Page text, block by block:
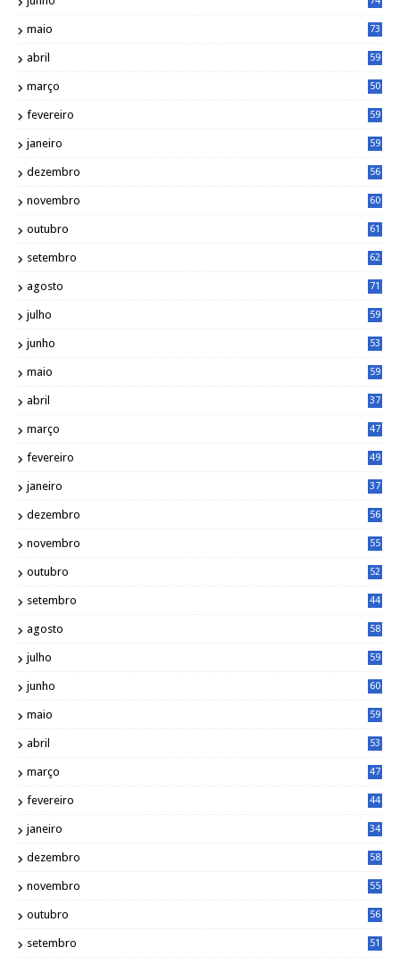
maio 73
abril 59
março 50
fevereiro 59
janeiro 59
dezembro 56
novembro 60
outubro 61
setembro 62
agosto 71
julho 59
junho 53
maio 59
abril 37
março 47
fevereiro 49
janeiro 37
dezembro 56
novembro 55
outubro 52
setembro 44
agosto 58
julho 59
junho 60
maio 59
abril 53
março 47
fevereiro 44
janeiro 34
dezembro 58
novembro 55
outubro 56
setembro 51